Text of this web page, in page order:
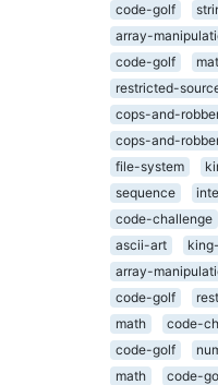
code-golf
array-
code-golf
restricted-
cops-and-
cops-and-
file-system
sequence
code-challenge
ascii-art
array-
code-golf
math
code-
code-golf
math
code-